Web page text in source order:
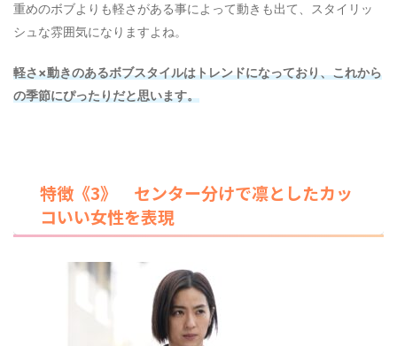
重めのボブよりも軽さがある事によって動きも出て、スタイリッ
シュな雰囲気になりますよね。
軽さ×動きのあるボブスタイルはトレンドになっており、これから
の季節にぴったりだと思います。
特徴《3》 センター分けで凛としたカッ
コいい女性を表現